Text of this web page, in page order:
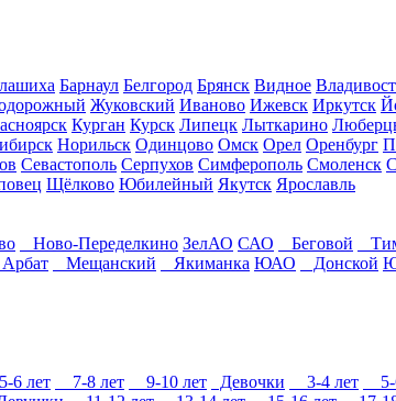
Барнаул Белгород Брянск Видное
Жуковский Иваново Ижевск Иркутск
Курган Курск Липецк Лыткарино
Норильск Одинцово Омск Орел Оренбург
Севастополь Серпухов Симферополь Смоленск
Щёлково Юбилейный Якутск Ярославль
Ново-Переделкино ЗелАО САО Беговой
Мещанский Якиманка ЮАО Донской
6 лет 7-8 лет 9-10 лет Девочки 3-4 лет 5-